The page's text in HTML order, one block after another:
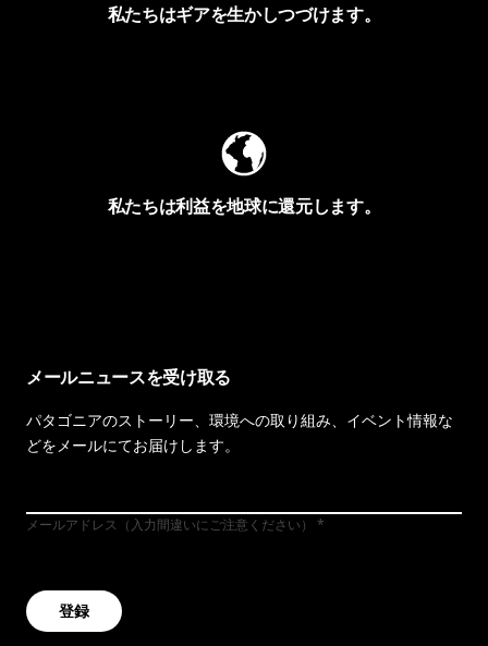
私たちはギアを生かしつづけます。
私たちは利益を地球に還元します。
メールニュースを受け取る
パタゴニアのストーリー、環境への取り組み、イベント情報な
どをメールにてお届けします。
メールアドレス（入力間違いにご注意ください）
登録